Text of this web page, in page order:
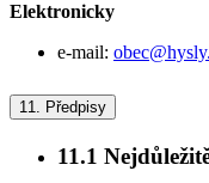
Elektronicky
e-mail:
11. Předpisy
11.1